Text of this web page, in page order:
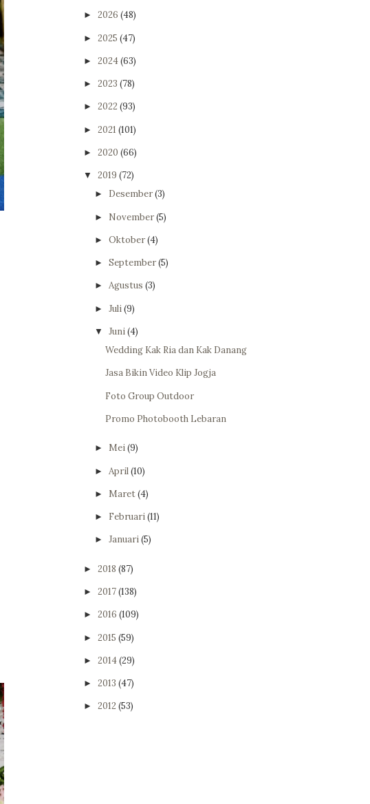
► 2026 (48)
► 2025 (47)
► 2024(63)
► 2023 (78)
► 2022 (93)
► 2021 (101)
► 2020 (66)
▼ 2019 (72)
► Desember(3)
► November(5)
► Oktober(4)
► September(5)
► Agustus (3)
► Juli(9)
▼ Juni(4)
Wedding Kak Ria dan Kak Danang
Jasa Bikin Video Klip Jogja
Foto Group Outdoor
Promo Photobooth Lebaran
► Mei(9)
► April(10)
► Maret(4)
► Februari(11)
► Januari(5)
► 2018 (87)
► 2017(138)
► 2016 (109)
► 2015 (59)
► 2014(29)
► 2013 (47)
► 2012 (53)